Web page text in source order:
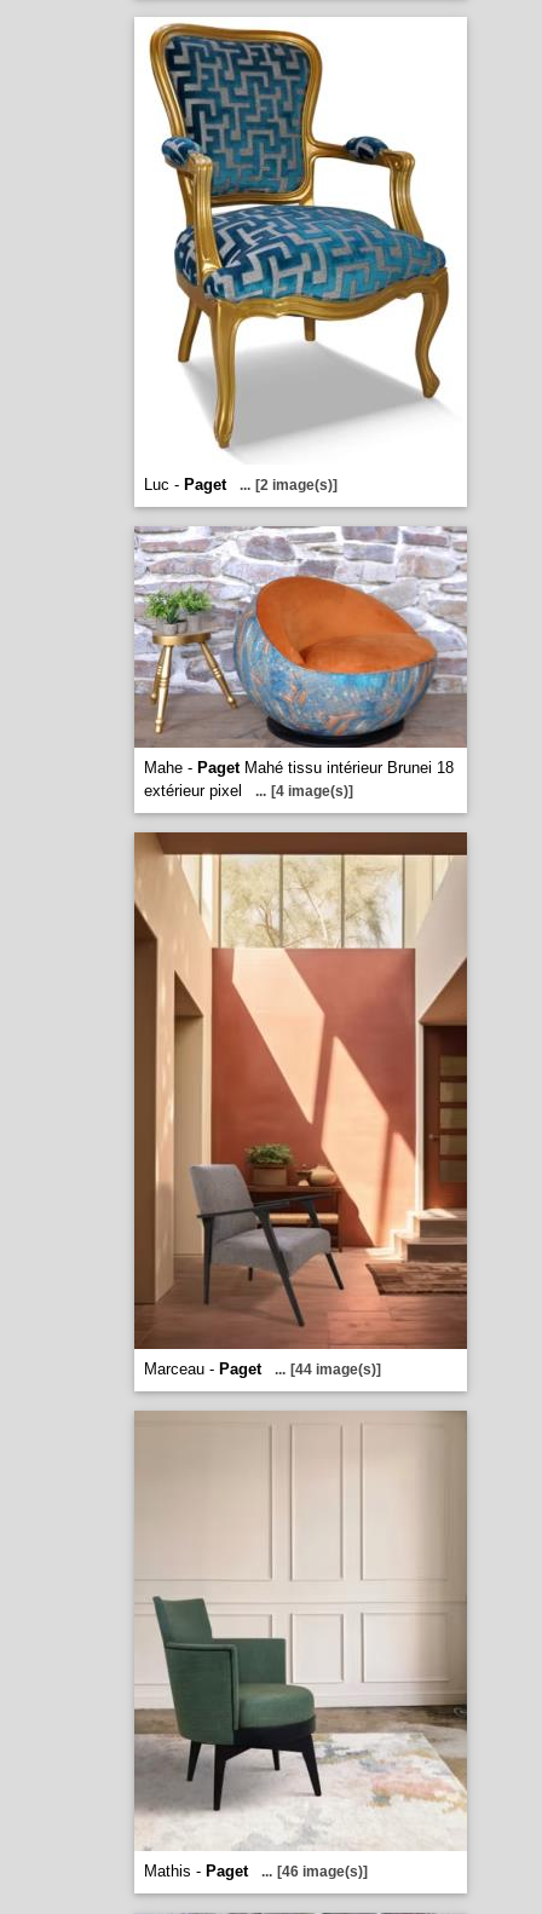
Luc - Paget ... [2 image(s)]
Mahe - PagetMahé tissu intérieur Brunei 18
extérieur pixel
... [4 image(s)]
Marceau - Paget ... [44 image(s)]
Mathis - Paget ... [46 image(s)]